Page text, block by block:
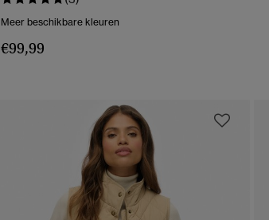
Meer beschikbare kleuren
€99,99